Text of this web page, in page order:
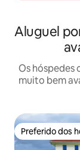
Aluguel
Os
muito bem
Preferido dos
Preferido dos